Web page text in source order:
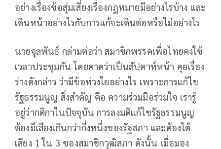
อย่างเรื่องข้อสุ่มเสี่ยงเรื่องกฎหมายมีอย่างไรบ้าง และ
เดินหน้าอย่างไรกับการแก้จะเดินต่อหรือไม่อย่างไร
นายจุลพันธ์ กล่ามต่อว่า สมาชิกพรรคเพื่อไทยคงใช้
เวลาประชุมกัน โดยคาดว่าเป็นสัปดาห์หน้า คุยเรื่อง
ร่างดังกล่าว ว่ามีข้อห่วงใยอย่างไร เพราะการแก้ไข
รัฐธรรมนูญ สิ่งสำคัญ คือ ความร่วมมือร่วมใจ เรารู้
อยู่ว่ากติกาในปัจจุบัน การลงมติแก้ไขรัฐธรรมนูญ
ต้องมีเสียงเกินกว่ากึ่งหนึ่งของรัฐสภา และต้องได้
เสียง 1 ใน 3 ของสมาชิกวุฒิสภา ดังนั้น เมื่อมอง